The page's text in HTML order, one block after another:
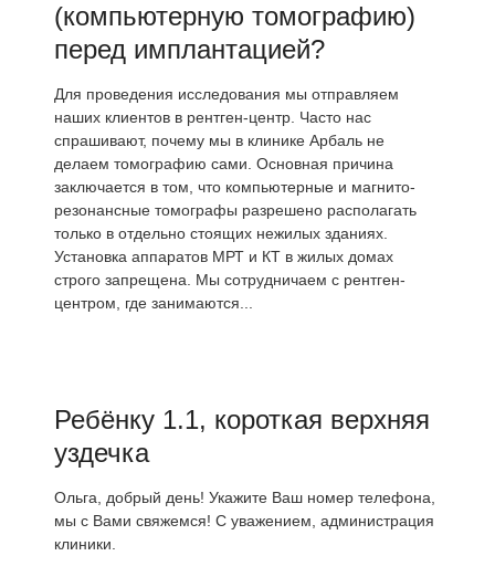
(компьютерную томографию)
перед имплантацией?
Для проведения исследования мы отправляем
наших клиентов в рентген-центр. Часто нас
спрашивают, почему мы в клинике Арбаль не
делаем томографию сами. Основная причина
заключается в том, что компьютерные и магнито-
резонансные томографы разрешено располагать
только в отдельно стоящих нежилых зданиях.
Установка аппаратов МРТ и КТ в жилых домах
строго запрещена. Мы сотрудничаем с рентген-
центром, где занимаются...
Ребёнку 1.1, короткая верхняя
уздечка
Ольга, добрый день! Укажите Ваш номер телефона,
мы с Вами свяжемся! С уважением, администрация
клиники.